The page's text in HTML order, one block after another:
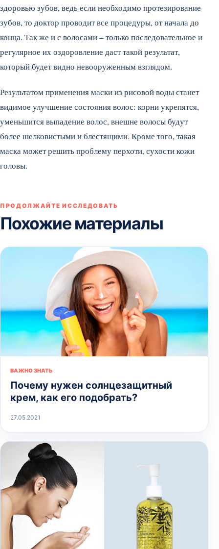
здоровью зубов, ведь если необходимо протезирование
зубов, то доктор проводит все процедуры, от начала до
конца. Так же и с волосами – только последовательное и
регулярное их оздоровление даст такой результат,
который будет видно невооруженным взглядом.
Результатом применения маски из рисовой воды станет
видимое улучшение состояния волос: корни укрепятся,
уменьшится выпадение волос, внешне волосы будут
более шелковистыми и блестящими. Кроме того, такая
маска может решить проблему перхоти, сухости кожи
головы.
ПРОДОЛЖАЙТЕ ИССЛЕДОВАТЬ
Похожие материалы
ВАЖНО ЗНАТЬ
Почему нужен солнцезащитный
крем, как его подобрать?
27.05.2021